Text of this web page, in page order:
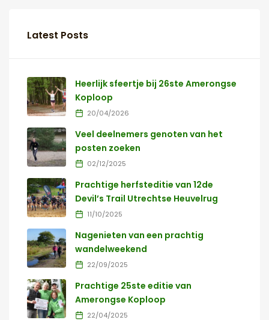
Latest Posts
Heerlijk sfeertje bij 26ste Amerongse
Koploop
20/04/2026
Veel deelnemers genoten van het
posten zoeken
02/12/2025
Prachtige herfsteditie van 12de
Devil’s Trail Utrechtse Heuvelrug
11/10/2025
Nagenieten van een prachtig
wandelweekend
22/09/2025
Prachtige 25ste editie van
Amerongse Koploop
22/04/2025